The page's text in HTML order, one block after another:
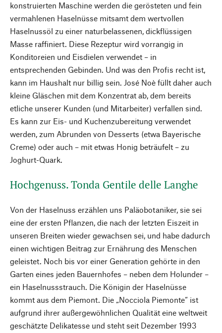
konstruierten Maschine werden die gerösteten und fein
vermahlenen Haselnüsse mitsamt dem wertvollen
Haselnussöl zu einer naturbelassenen, dickflüssigen
Masse raffiniert. Diese Rezeptur wird vorrangig in
Konditoreien und Eisdielen verwendet – in
entsprechenden Gebinden. Und was den Profis recht ist,
kann im Haushalt nur billig sein. José Noè füllt daher auch
kleine Gläschen mit dem Konzentrat ab, dem bereits
etliche unserer Kunden (und Mitarbeiter) verfallen sind.
Es kann zur Eis- und Kuchenzubereitung verwendet
werden, zum Abrunden von Desserts (etwa Bayerische
Creme) oder auch – mit etwas Honig beträufelt – zu
Joghurt-Quark.
Hochgenuss. Tonda Gentile delle Langhe
Von der Haselnuss erzählen uns Paläobotaniker, sie sei
eine der ersten Pflanzen, die nach der letzten Eiszeit in
unseren Breiten wieder gewachsen sei, und habe dadurch
einen wichtigen Beitrag zur Ernährung des Menschen
geleistet. Noch bis vor einer Generation gehörte in den
Garten eines jeden Bauernhofes – neben dem Holunder –
ein Haselnussstrauch. Die Königin der Haselnüsse
kommt aus dem Piemont. Die „Nocciola Piemonte“ ist
aufgrund ihrer außergewöhnlichen Qualität eine weltweit
geschätzte Delikatesse und steht seit Dezember 1993